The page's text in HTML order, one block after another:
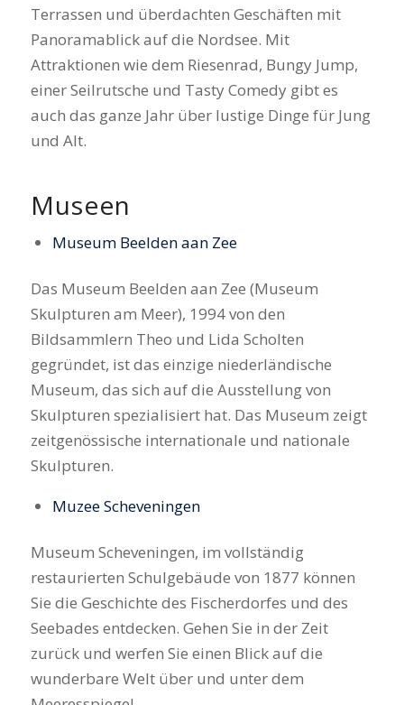
Terrassen und überdachten Geschäften mit
Panoramablick auf die Nordsee. Mit
Attraktionen wie dem Riesenrad, Bungy Jump,
einer Seilrutsche und Tasty Comedy gibt es
auch das ganze Jahr über lustige Dinge für Jung
und Alt.
Museen
Museum Beelden aan Zee
Das Museum Beelden aan Zee (Museum
Skulpturen am Meer), 1994 von den
Bildsammlern Theo und Lida Scholten
gegründet, ist das einzige niederländische
Museum, das sich auf die Ausstellung von
Skulpturen spezialisiert hat. Das Museum zeigt
zeitgenössische internationale und nationale
Skulpturen.
Muzee Scheveningen
Museum Scheveningen, im vollständig
restaurierten Schulgebäude von 1877 können
Sie die Geschichte des Fischerdorfes und des
Seebades entdecken. Gehen Sie in der Zeit
zurück und werfen Sie einen Blick auf die
wunderbare Welt über und unter dem